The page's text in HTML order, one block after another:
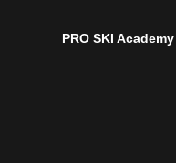
PRO SKI Academy